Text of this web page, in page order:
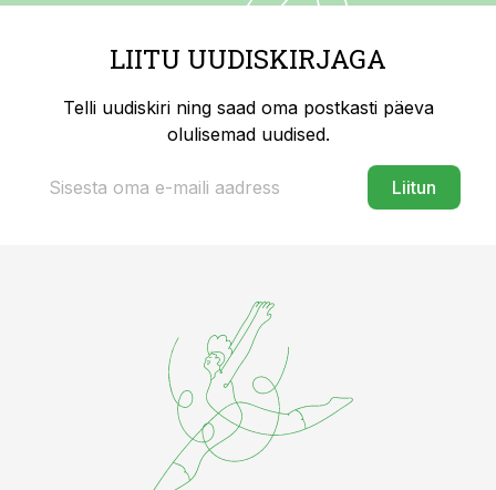
LIITU UUDISKIRJAGA
Telli uudiskiri ning saad oma postkasti päeva
olulisemad uudised.
Liitun